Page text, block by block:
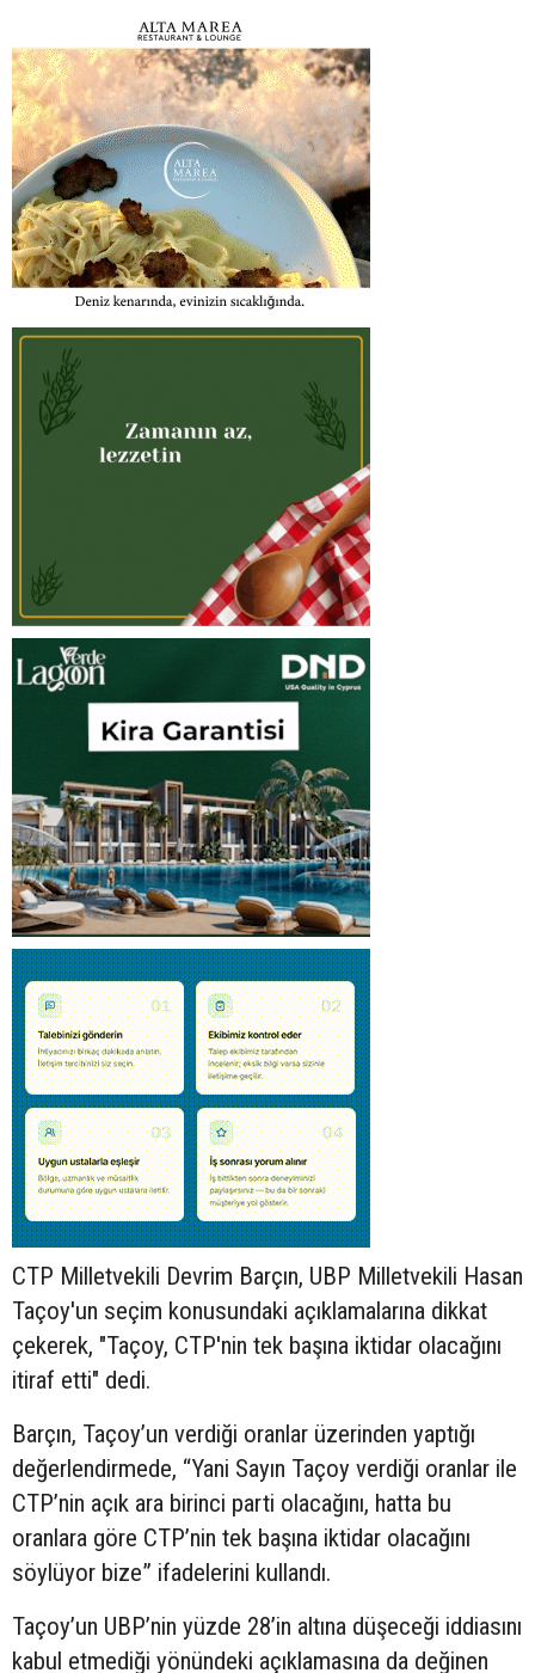
CTP Milletvekili Devrim Barçın, UBP Milletvekili Hasan
Taçoy'un seçim konusundaki açıklamalarına dikkat
çekerek, "Taçoy, CTP'nin tek başına iktidar olacağını
itiraf etti" dedi.
Barçın, Taçoy’un verdiği oranlar üzerinden yaptığı
değerlendirmede, “Yani Sayın Taçoy verdiği oranlar ile
CTP’nin açık ara birinci parti olacağını, hatta bu
oranlara göre CTP’nin tek başına iktidar olacağını
söylüyor bize” ifadelerini kullandı.
Taçoy’un UBP’nin yüzde 28’in altına düşeceği iddiasını
kabul etmediği yönündeki açıklamasına da değinen